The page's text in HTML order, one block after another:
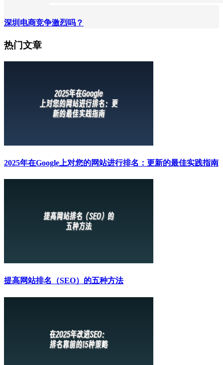
深圳电商竞争激烈吗？
热门文章
2025年在Google上对您的网站进行排名：更新的最佳实践指南
提高网站排名（SEO）的五种方法